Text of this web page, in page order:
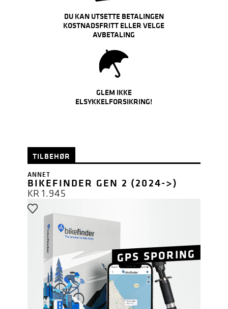
DU KAN UTSETTE BETALINGEN
KOSTNADSFRITT ELLER VELGE
AVBETALING
GLEM IKKE
ELSYKKELFORSIKRING!
TILBEHØR
GPS SPORING
ANNET
BIKEFINDER GEN 2 (2024->)
KR1.945